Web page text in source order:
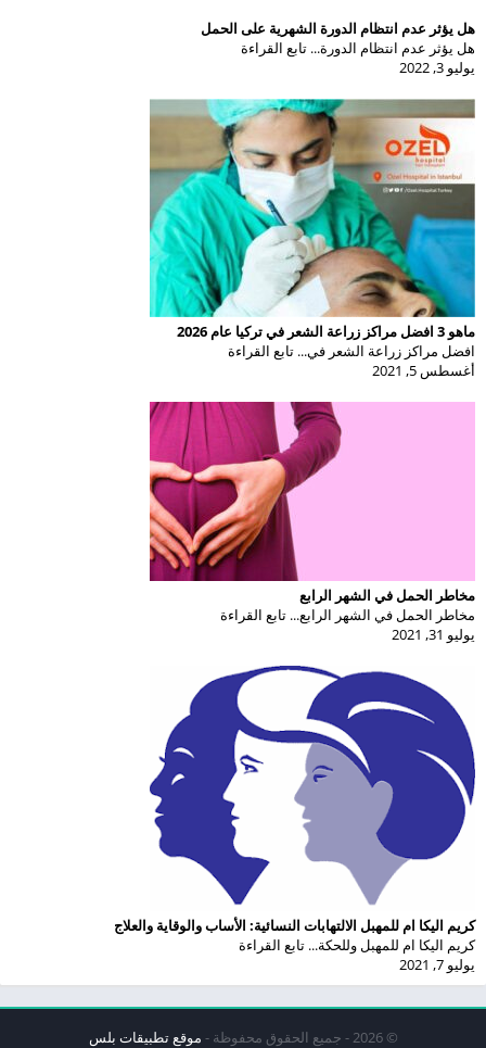
هل يؤثر عدم انتظام الدورة الشهرية على الحمل
هل يؤثر عدم انتظام الدورة... تابع القراءة
يوليو 3, 2022
ماهو 3 افضل مراكز زراعة الشعر في تركيا عام 2026
افضل مراكز زراعة الشعر في... تابع القراءة
أغسطس 5, 2021
مخاطر الحمل في الشهر الرابع
مخاطر الحمل في الشهر الرابع... تابع القراءة
يوليو 31, 2021
كريم اليكا ام للمهبل الالتهابات النسائية: الأساب والوقاية والعلاج
كريم اليكا ام للمهبل وللحكة... تابع القراءة
يوليو 7, 2021
© 2026 - جميع الحقوق محفوظة - موقع تطبيقات بلس